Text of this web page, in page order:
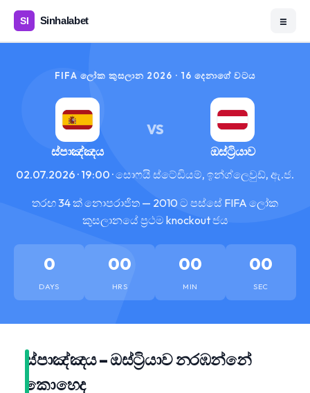
☰
FIFA ලෝක කුසලාන 2026 · 16 දෙනාගේ වටය
ස්පාඤ්ඤය
VS
ඔස්ට්‍රියාව
02.07.2026 · 19:00 · සොෆයි ස්ටේඩියම්, ඉන්ග්ලෙවුඩ්, ඇ.ජ.
තරඟ 34 ක් නොපරාජිත — 2010 ට පස්සේ FIFA ලෝක
කුසලානයේ ප්‍රථම knockout ජය
0
DAYS
00
HRS
00
MIN
00
SEC
ස්පාඤ්ඤය – ඔස්ට්‍රියාව නරඹන්නේ
කොහෙද